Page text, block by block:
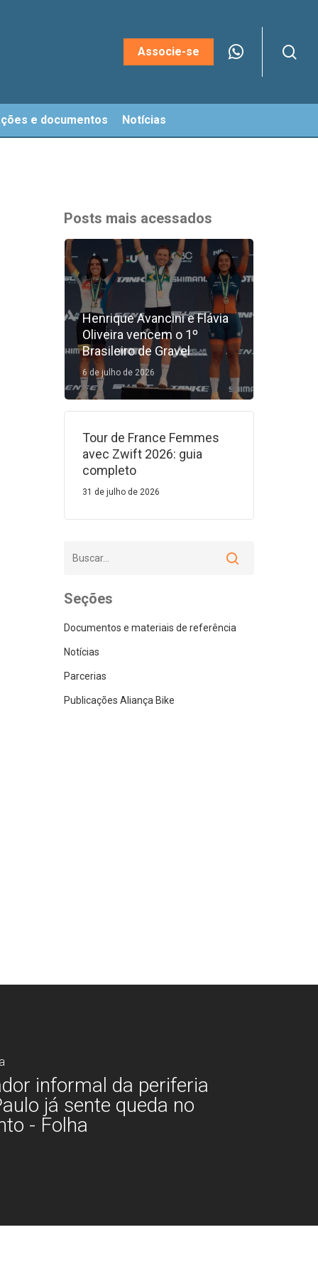
Associe-se
e documentos Notícias
Posts mais acessados
Henrique Avancini e Flávia
Oliveira vencem o 1º
Brasileiro de Gravel
6 de julho de 2026
Tour de France Femmes
avec Zwift 2026: guia
completo
31 de julho de 2026
Seções
Documentos e materiais de referência
Notícias
Parcerias
Publicações Aliança Bike
informal da periferia
já sente queda no
- Folha